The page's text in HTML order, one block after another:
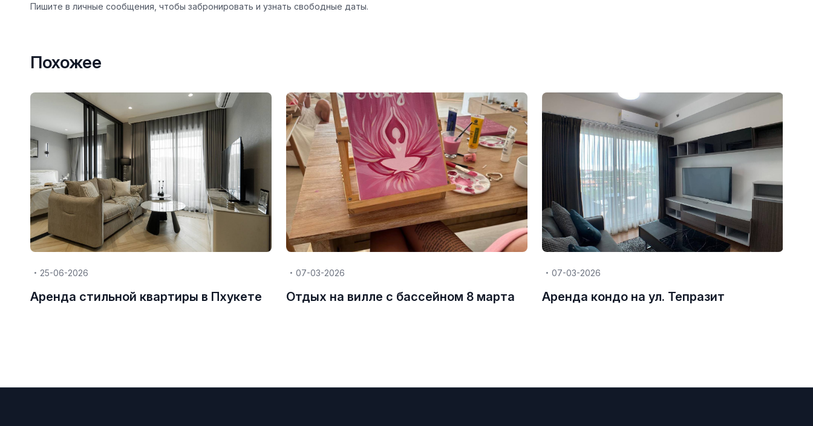
Пишите в личные сообщения, чтобы забронировать и узнать свободные даты.
Похожее
25-06-2026
Аренда стильной квартиры в Пхукете
07-03-2026
Отдых на вилле с бассейном 8 марта
07-03-2026
Аренда кондо на ул. Тепразит